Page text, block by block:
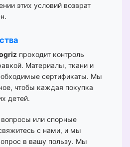
этих условий возврат
проходит контроль
Материалы, ткани и
сертификаты. Мы
чтобы каждая покупка
детей.
вопросы или спорные
с нами, и мы
в вашу пользу. Мы